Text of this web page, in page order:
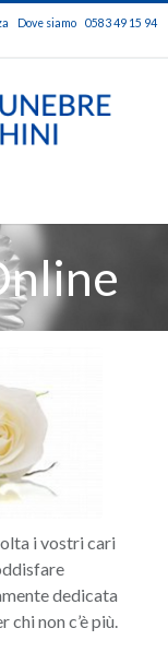
Dove siamo 0583 49 15 94
i vostri cari
dedicata
non c’è più.